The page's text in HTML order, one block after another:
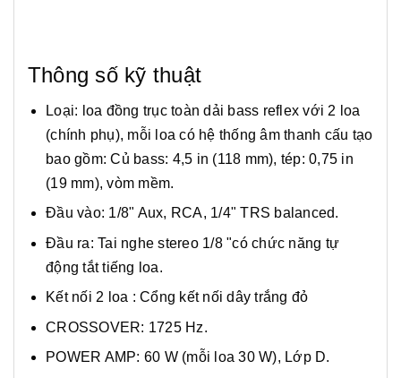
Thông số kỹ thuật
Loại: loa đồng trục toàn dải bass reflex với 2 loa
(chính phụ), mỗi loa có hệ thống âm thanh cấu tạo
bao gồm: Củ bass: 4,5 in (118 mm), tép: 0,75 in
(19 mm), vòm mềm.
Đầu vào: 1/8" Aux, RCA, 1/4" TRS balanced.
Đầu ra: Tai nghe stereo 1/8 "có chức năng tự
động tắt tiếng loa.
Kết nối 2 loa : Cổng kết nối dây trắng đỏ
CROSSOVER: 1725 Hz.
POWER AMP: 60 W (mỗi loa 30 W), Lớp D.